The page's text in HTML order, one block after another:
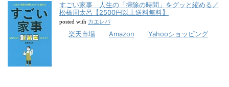
すごい家事 人生の「掃除の時間」をグッと縮める／
松橋周太呂【2500円以上送料無料】
posted with カエレバ
楽天市場 Amazon Yahooショッピング